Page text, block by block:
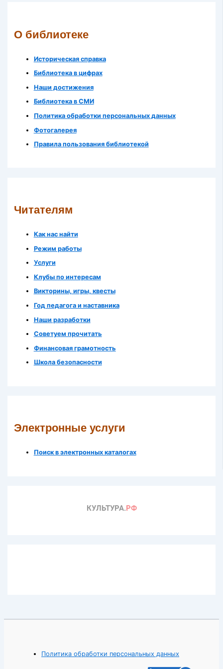
О библиотеке
Историческая справка
Библиотека в цифрах
Наши достижения
Библиотека в СМИ
Политика обработки персональных данных
Фотогалерея
Правила пользования библиотекой
Читателям
Как нас найти
Режим работы
Услуги
Клубы по интересам
Викторины, игры, квесты
Год педагога и наставника
Наши разработки
Советуем прочитать
Финансовая грамотность
Школа безопасности
Электронные услуги
Поиск в электронных каталогах
Политика обработки персональных данных